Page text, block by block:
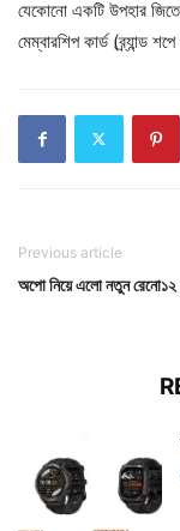
যেকোনো একটি উপহার
মেম্বারশিপ কার্ড (ব্র্যান্ড
Previous article
অপো নিয়ে এলো নতুন রেনো১২